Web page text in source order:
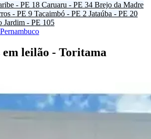
- PE 18 Caruaru - PE 34 Brejo da Madre
- PE 9 Tacaimbó - PE 2 Jataúba - PE 20
Jardim - PE 105
leilão - Toritama